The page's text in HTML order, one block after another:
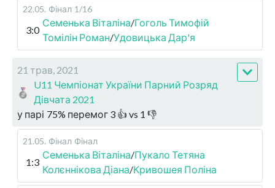
22.05. Фінал 1/16
3:0
Семенька Віталіна/Гоголь Тимофій
Томілін Роман/Удовицька Дар'я
21 трав, 2021
U11 Чемпіонат України Парний Розряд
Дівчата 2021
у парі 75% перемог 3 👍 vs 1 👎
21.05. Фінал Фінал
1:3
Семенька Віталіна/Пукало Тетяна
Колєннікова Діана/Кривошея Поліна